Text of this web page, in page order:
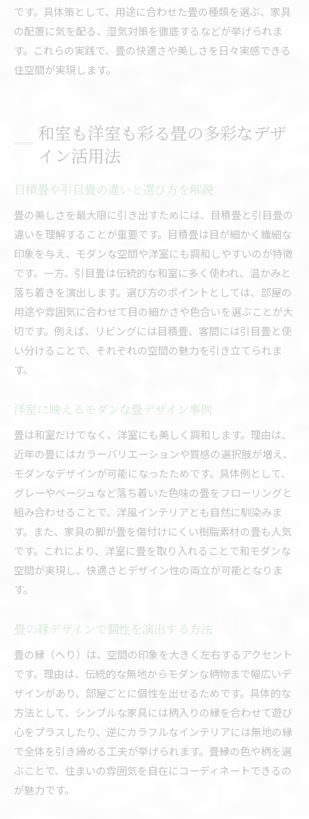
です。具体策として、用途に合わせた畳の種類を選ぶ、家具
の配置に気を配る、湿気対策を徹底するなどが挙げられま
す。これらの実践で、畳の快適さや美しさを日々実感できる
住空間が実現します。
和室も洋室も彩る畳の多彩なデザ
イン活用法
目積畳や引目畳の違いと選び方を解説
畳の美しさを最大限に引き出すためには、目積畳と引目畳の
違いを理解することが重要です。目積畳は目が細かく繊細な
印象を与え、モダンな空間や洋室にも調和しやすいのが特徴
です。一方、引目畳は伝統的な和室に多く使われ、温かみと
落ち着きを演出します。選び方のポイントとしては、部屋の
用途や雰囲気に合わせて目の細かさや色合いを選ぶことが大
切です。例えば、リビングには目積畳、客間には引目畳と使
い分けることで、それぞれの空間の魅力を引き立てられま
す。
洋室に映えるモダンな畳デザイン事例
畳は和室だけでなく、洋室にも美しく調和します。理由は、
近年の畳にはカラーバリエーションや質感の選択肢が増え、
モダンなデザインが可能になったためです。具体例として、
グレーやベージュなど落ち着いた色味の畳をフローリングと
組み合わせることで、洋風インテリアとも自然に馴染みま
す。また、家具の脚が畳を傷付けにくい樹脂素材の畳も人気
です。これにより、洋室に畳を取り入れることで和モダンな
空間が実現し、快適さとデザイン性の両立が可能となりま
す。
畳の縁デザインで個性を演出する方法
畳の縁（へり）は、空間の印象を大きく左右するアクセント
です。理由は、伝統的な無地からモダンな柄物まで幅広いデ
ザインがあり、部屋ごとに個性を出せるためです。具体的な
方法として、シンプルな家具には柄入りの縁を合わせて遊び
心をプラスしたり、逆にカラフルなインテリアには無地の縁
で全体を引き締める工夫が挙げられます。畳縁の色や柄を選
ぶことで、住まいの雰囲気を自在にコーディネートできるの
が魅力です。